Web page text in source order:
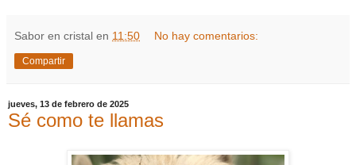
Sabor en cristal en 11:50 No hay comentarios:
Compartir
jueves, 13 de febrero de 2025
Sé como te llamas